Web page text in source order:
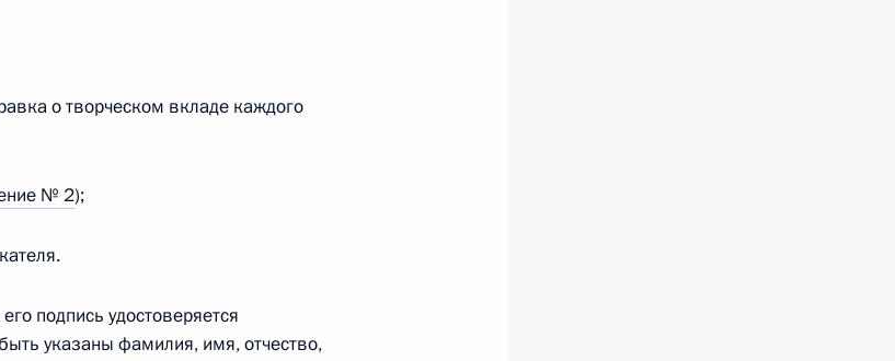
Российской
о творческом вкладе каждого
№ 2);
подпись удостоверяется
указаны фамилия, имя, отчество,